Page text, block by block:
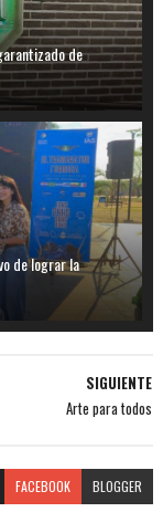
de
de lograr la
SIGUIENTE
Arte para todos
FACEBOOK BLOGGER